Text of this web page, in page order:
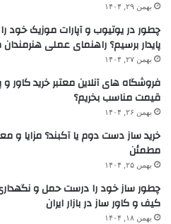
بهمن ۲۹, ۱۴۰۴
چطور در یوتیوب و آپارات موزیک خود
پایدار برسیم؟ راهنمای عملی
بهمن ۲۷, ۱۴۰۴
فروشگاه های آنلاین معتبر خرید کاور و
قیمت مناسب بخریم؟
بهمن ۲۶, ۱۴۰۴
خرید ساز دست دوم یا آکبند؟ مزایا و
مطمئن
بهمن ۲۵, ۱۴۰۴
چطور ساز خود را درست حمل و
کیف و کاور ساز در بازار ایران
بهمن ۱۸, ۱۴۰۴